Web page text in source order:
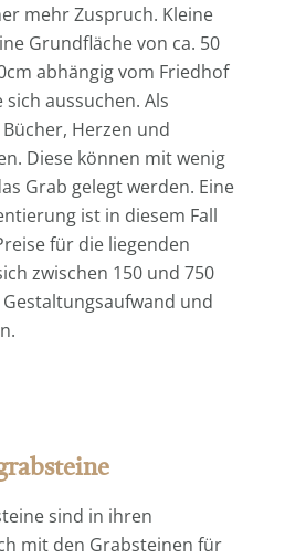
mehr Zuspruch. Kleine
Grundfläche von ca. 50
abhängig vom Friedhof
aussuchen. Als
Herzen und
Diese können mit wenig
Grab gelegt werden. Eine
ist in diesem Fall
für die liegenden
zwischen 150 und 750
und
sind in ihren
mit den Grabsteinen für